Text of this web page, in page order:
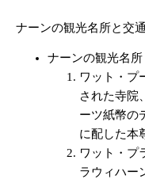
ナーンの観光名所と交
ナーンの観光名所
ワット・プ
された寺院
ーツ紙幣の
に配した本
ワット・プ
ラウィハー